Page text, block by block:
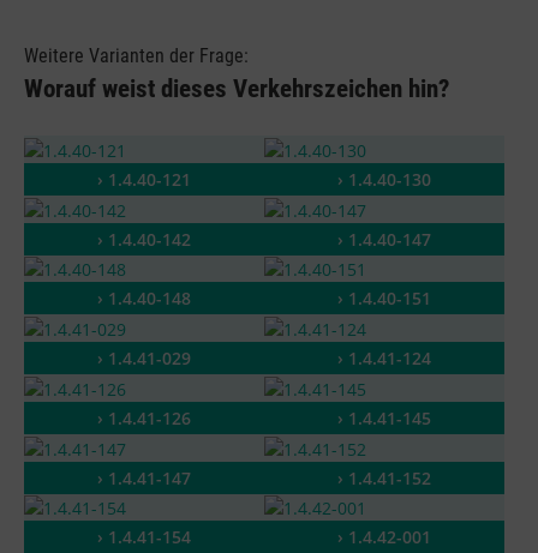
Weitere Varianten der Frage:
Worauf weist dieses Verkehrszeichen hin?
› 1.4.40-121 › 1.4.40-130
› 1.4.40-142 › 1.4.40-147
› 1.4.40-148 › 1.4.40-151
› 1.4.41-029 › 1.4.41-124
› 1.4.41-126 › 1.4.41-145
› 1.4.41-147 › 1.4.41-152
› 1.4.41-154 › 1.4.42-001